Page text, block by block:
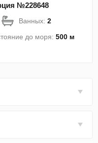
№228648
Ванных:2
до моря:500 м